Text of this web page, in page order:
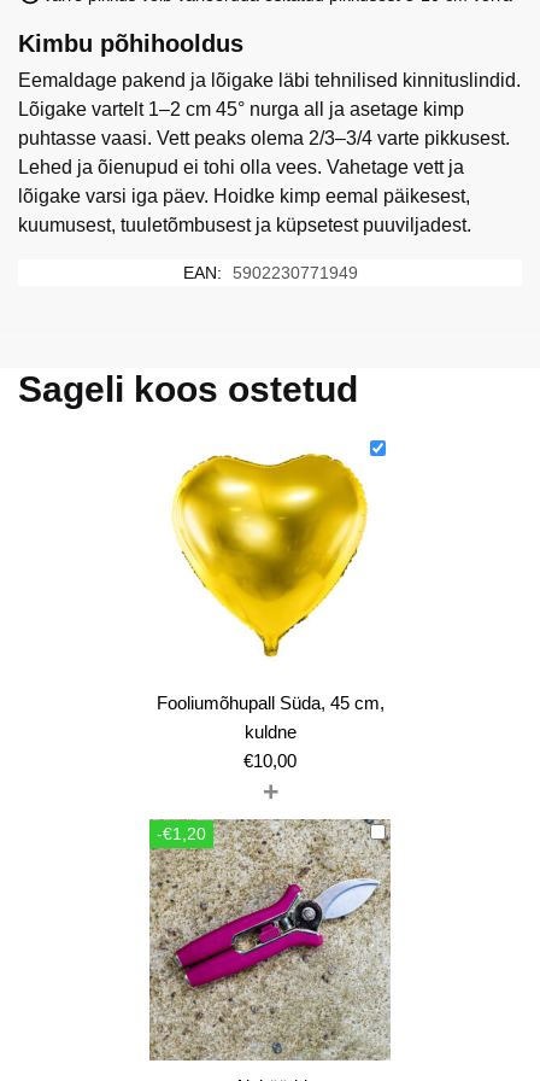
Kimbu põhihooldus
Eemaldage pakend ja lõigake läbi tehnilised kinnituslindid.
Lõigake vartelt 1–2 cm 45° nurga all ja asetage kimp
puhtasse vaasi. Vett peaks olema 2/3–3/4 varte pikkusest.
Lehed ja õienupud ei tohi olla vees. Vahetage vett ja
lõigake varsi iga päev. Hoidke kimp eemal päikesest,
kuumusest, tuuletõmbusest ja küpsetest puuviljadest.
EAN: 5902230771949
Sageli koos ostetud
Fooliumõhupall Süda, 45 cm,
kuldne
€10,00
+
-€1,20